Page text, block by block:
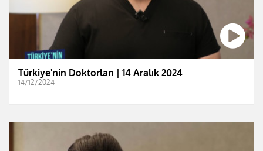
Türkiye'nin Doktorları | 14 Aralık 2024
14/12/2024